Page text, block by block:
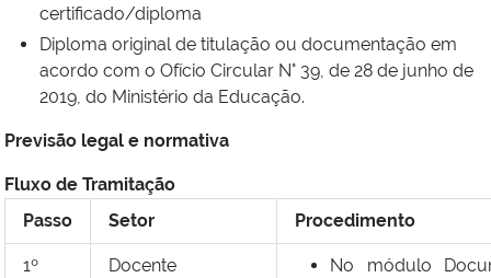
certificado/diploma
Diploma original de titulação ou documentação em
acordo com o Ofício Circular N° 39, de 28 de junho de
2019, do Ministério da Educação.
Previsão legal e normativa
Fluxo de Tramitação
Passo
Setor Procedimento
1º
Docente
No módulo